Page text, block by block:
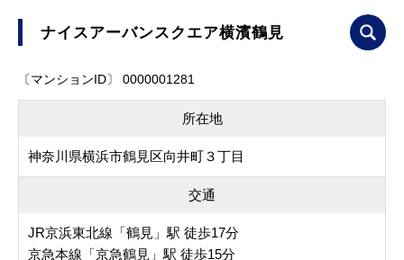
ナイスアーバンスクエア横濱鶴見
〔マンションID〕 0000001281
所在地
神奈川県横浜市鶴見区向井町３丁目
交通
JR京浜東北線「鶴見」駅 徒歩17分
京急本線「京急鶴見」駅 徒歩15分